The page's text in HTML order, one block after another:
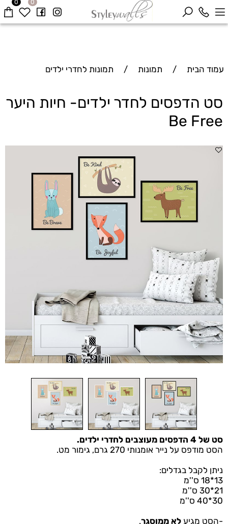
0 0
עמוד הבית / תמונות / תמונות לחדרי ילדים
סט הדפסים לחדר ילדים- חיות היער
Be Free
סט של 4 הדפסים מעוצבים לחדרי ילדים.
הסט מודפס על נייר אומנותי 270 גרם, גימור מט.
ניתן לקבל בגדלים:
13*18 ס''מ
21*30 ס''מ
30*40 ס''מ
-הסט מגיע לא ממוסגר.